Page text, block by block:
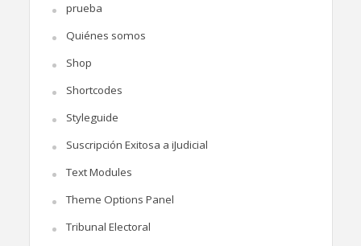
prueba
Quiénes somos
Shop
Shortcodes
Styleguide
Suscripción Exitosa a iJudicial
Text Modules
Theme Options Panel
Tribunal Electoral